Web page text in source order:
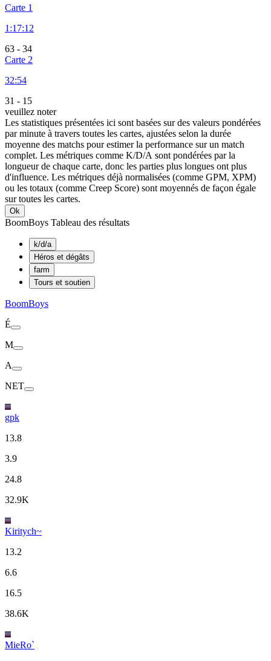
Carte 1
1:17:12
63 - 34
Carte 2
32:54
31 - 15
veuillez noter
Les statistiques présentées ici sont basées sur des valeurs pondérées
par minute à travers toutes les cartes, ajustées selon la durée
moyenne des matchs pour estimer la performance sur un match
complet. Les métriques comme K/D/A sont pondérées par la
longueur de chaque carte, donc les parties plus longues ont plus
d'influence. Les métriques déjà normalisées (comme GPM, XPM)
ou les totaux (comme Creep Score) sont moyennés de façon égale
sur toutes les cartes.
Ok
BoomBoys Tableau des résultats
k/d/a
Héros et dégâts
farm
Tours et soutien
BoomBoys
É
M
A
NET
gpk
13.8
3.9
24.8
32.9K
Kiritych~
13.2
6.6
16.5
38.6K
MieRo`